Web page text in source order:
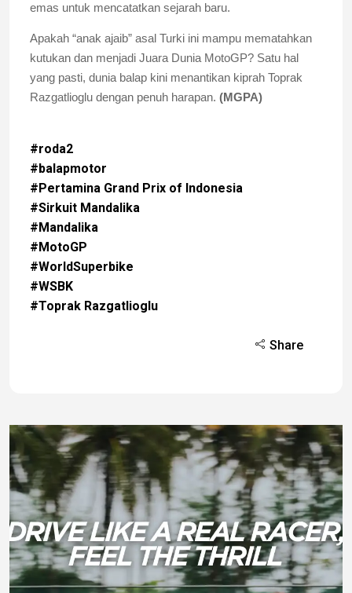
emas untuk mencatatkan sejarah baru.
Apakah “anak ajaib” asal Turki ini mampu mematahkan
kutukan dan menjadi Juara Dunia MotoGP? Satu hal
yang pasti, dunia balap kini menantikan kiprah Toprak
Razgatlioglu dengan penuh harapan. (MGPA)
#roda2
#balapmotor
#Pertamina Grand Prix of Indonesia
#Sirkuit Mandalika
#Mandalika
#MotoGP
#WorldSuperbike
#WSBK
#Toprak Razgatlioglu
Share